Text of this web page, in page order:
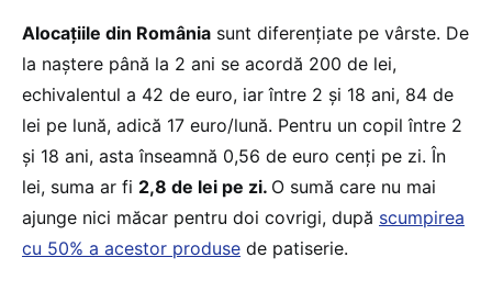
Alocațiile din România sunt diferențiate pe vârste. De
la naștere până la 2 ani se acordă 200 de lei,
echivalentul a 42 de euro, iar între 2 și 18 ani, 84 de
lei pe lună, adică 17 euro/lună. Pentru un copil între 2
și 18 ani, asta înseamnă 0,56 de euro cenți pe zi. În
lei, suma ar fi 2,8 de lei pe zi. O sumă care nu mai
ajunge nici măcar pentru doi covrigi, după scumpirea
cu 50% a acestor produse de patiserie.